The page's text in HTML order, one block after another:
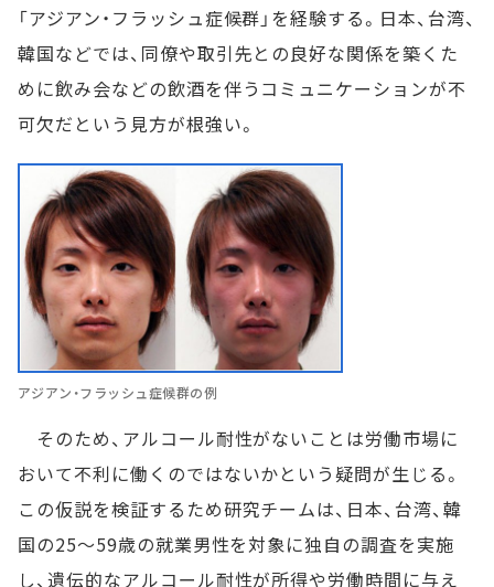
「アジアン・フラッシュ症候群」を経験する。日本、台湾、
韓国などでは、同僚や取引先との良好な関係を築くた
めに飲み会などの飲酒を伴うコミュニケーションが不
可欠だという見方が根強い。
アジアン・フラッシュ症候群の例
そのため、アルコール耐性がないことは労働市場に
おいて不利に働くのではないかという疑問が生じる。
この仮説を検証するため研究チームは、日本、台湾、韓
国の25～59歳の就業男性を対象に独自の調査を実施
し、遺伝的なアルコール耐性が所得や労働時間に与え